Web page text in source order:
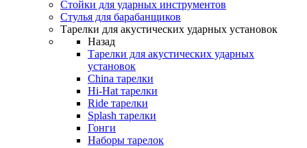
Стойки для ударных инструментов
Стулья для барабанщиков
Тарелки для акустических ударных установок
Назад
Тарелки для акустических ударных
установок
China тарелки
Hi-Hat тарелки
Ride тарелки
Splash тарелки
Гонги
Наборы тарелок